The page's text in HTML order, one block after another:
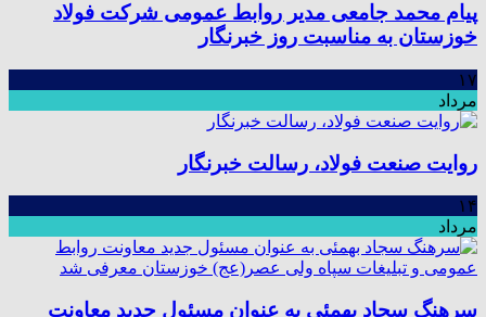
پیام محمد جامعی مدیر روابط عمومی شرکت فولاد
خوزستان به مناسبت روز خبرنگار
۱۷
مرداد
روایت صنعت فولاد،‌ رسالت خبرنگار
۱۴
مرداد
سرهنگ سجاد بهمئی به عنوان مسئول جدید معاونت